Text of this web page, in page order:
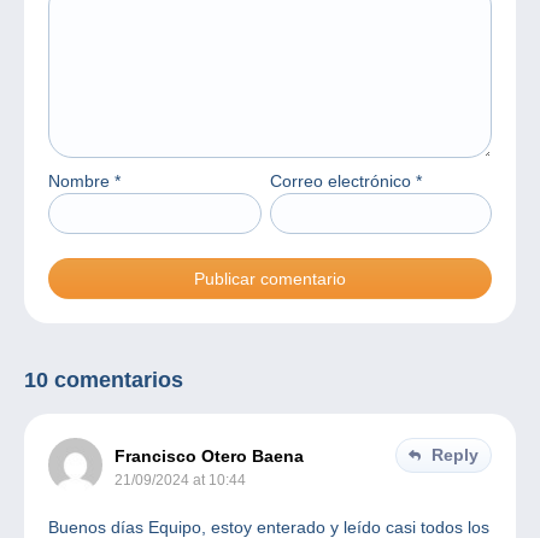
Nombre * Correo electrónico *
10 comentarios
Francisco Otero Baena
21/09/2024 at 10:44
Reply
Buenos días Equipo, estoy enterado y leído casi todos los